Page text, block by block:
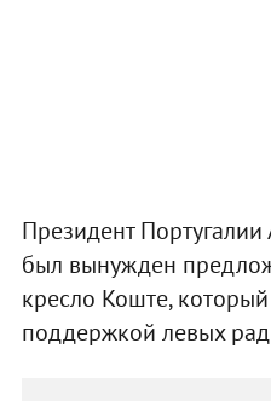
Президент
был вынужден
кресло Коште,
поддержкой левых